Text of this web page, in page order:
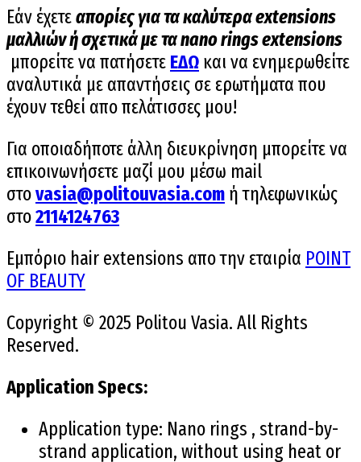
Εάν έχετεαπορίες για τα καλύτερα extensions
μαλλιών ή σχετικά με τα nano rings extensions
μπορείτε να πατήσετε ΕΔΩ και να ενημερωθείτε
αναλυτικά με απαντήσεις σε ερωτήματα που
έχουν τεθεί απο πελάτισσες μου!
Για οποιαδήποτε άλλη διευκρίνηση μπορείτε να
επικοινωνήσετε μαζί μου μέσω mail
στοvasia@politouvasia.com ή τηλεφωνικώς
στο2114124763
Εμπόριο hair extensions απο την εταιρία POINT
OF BEAUTY
Copyright © 2025 Politou Vasia. All Rights
Reserved.
Application Specs:
Application type: Nano rings , strand-by-
strand application, without using heat or